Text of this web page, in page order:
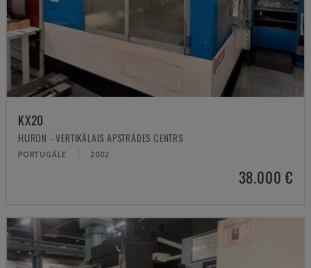
KX20
HURON - VERTIKĀLAIS APSTRĀDES CENTRS
PORTUGĀLE 2002
38.000 €